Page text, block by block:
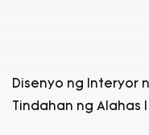
Disenyo ng Interyor
Tindahan ng Alahas